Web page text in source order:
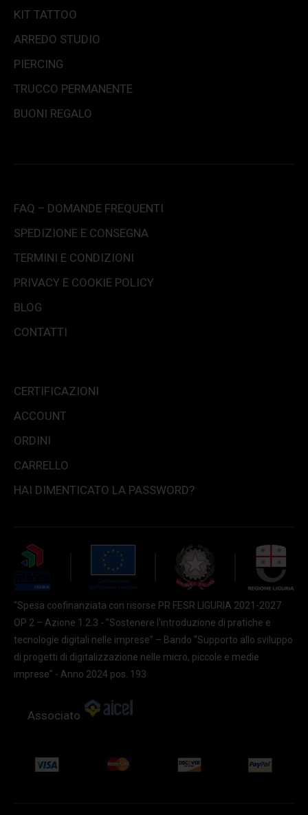
KIT TATTOO
ARREDO STUDIO
PIERCING
TRUCCO PERMANENTE
BUONI REGALO
FAQ – DOMANDE FREQUENTI
SPEDIZIONE E CONSEGNA
TERMINI E CONDIZIONI
PRIVACY E COOKIE POLICY
BLOG
CONTATTI
CERTIFICAZIONI
ACCOUNT
ORDINI
CARRELLO
HAI DIMENTICATO LA PASSWORD?
“Spesa coofinanziata con risorse PR FESR LIGURIA 2021-2027
OP 2 – Azione 1.2.3 - "Sostenere l'introduzione di pratiche e
tecnologie digitali nelle imprese” – Bando “Supporto allo sviluppo
di progetti di digitalizzazione nelle micro, piccole e medie
imprese” - Anno 2024 pos. 193
Associato